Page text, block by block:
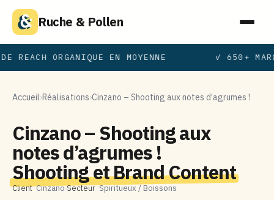
Ruche & Pollen
REACH ORGANIQUE EN MOYENNE ✓ 650+
Accueil›Réalisations›Cinzano – Shooting aux notes d’agrumes !
Cinzano – Shooting aux
notes d’agrumes !
Shooting et Brand Content
ClientCinzanoSecteurSpiritueux / Boissons